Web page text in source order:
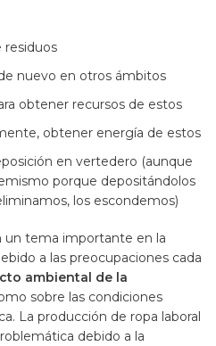
residuos
nuevo en otros ámbitos
obtener recursos de estos
obtener energía de estos
en vertedero (aunque
porque depositándolos
los escondemos)
un tema importante en la
a las preocupaciones cada
ambiental de la
sobre las condiciones
La producción de ropa laboral
debido a la